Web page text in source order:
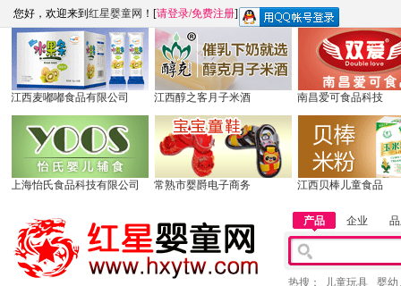
您好，欢迎来到 红星婴童网 ！[请登录/免费注册]
江西麦嘟嘟食品有限公司 江西醇之客月子米酒 南昌爱可食品科技
上海怡氏食品科技有限公司 常熟市婴爵电子商务 江西贝棒儿童食品
产品 企业
热搜： 儿童玩具 婴幼